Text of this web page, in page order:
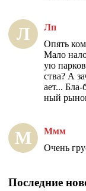
Л Лп
Опять
Мало
ую
ства? А
ает...
ный
М Ммм
Очень
Последние